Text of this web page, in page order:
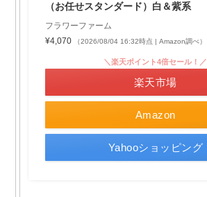
（お任せスタンダード）白＆紫系
フラワーファーム
¥4,070
（2026/08/04 16:32時点 | Amazon調べ）
Amazon
＼楽天ポイント4倍セール！／
楽天市場
Yahooショッピング